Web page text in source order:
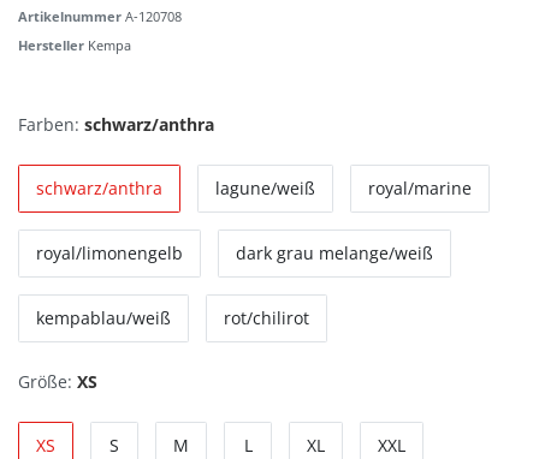
Artikelnummer A-120708
Hersteller Kempa
Farben: schwarz/anthra
schwarz/anthra lagune/weiß royal/marine
royal/limonengelb dark grau melange/weiß
kempablau/weiß rot/chilirot
Größe: XS
XS S M L XL XXL